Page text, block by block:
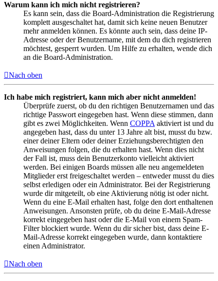
Warum kann ich mich nicht registrieren?
Es kann sein, dass die Board-Administration die Registrierung
komplett ausgeschaltet hat, damit sich keine neuen Benutzer
mehr anmelden können. Es könnte auch sein, dass deine IP-
Adresse oder der Benutzername, mit dem du dich registrieren
möchtest, gesperrt wurden. Um Hilfe zu erhalten, wende dich
an die Board-Administration.
Nach oben
Ich habe mich registriert, kann mich aber nicht anmelden!
Überprüfe zuerst, ob du den richtigen Benutzernamen und das
richtige Passwort eingegeben hast. Wenn diese stimmen, dann
gibt es zwei Möglichkeiten. Wenn COPPA aktiviert ist und du
angegeben hast, dass du unter 13 Jahre alt bist, musst du bzw.
einer deiner Eltern oder deiner Erziehungsberechtigten den
Anweisungen folgen, die du erhalten hast. Wenn dies nicht
der Fall ist, muss dein Benutzerkonto vielleicht aktiviert
werden. Bei einigen Boards müssen alle neu angemeldeten
Mitglieder erst freigeschaltet werden – entweder musst du dies
selbst erledigen oder ein Administrator. Bei der Registrierung
wurde dir mitgeteilt, ob eine Aktivierung nötig ist oder nicht.
Wenn du eine E-Mail erhalten hast, folge den dort enthaltenen
Anweisungen. Ansonsten prüfe, ob du deine E-Mail-Adresse
korrekt eingegeben hast oder die E-Mail von einem Spam-
Filter blockiert wurde. Wenn du dir sicher bist, dass deine E-
Mail-Adresse korrekt eingegeben wurde, dann kontaktiere
einen Administrator.
Nach oben